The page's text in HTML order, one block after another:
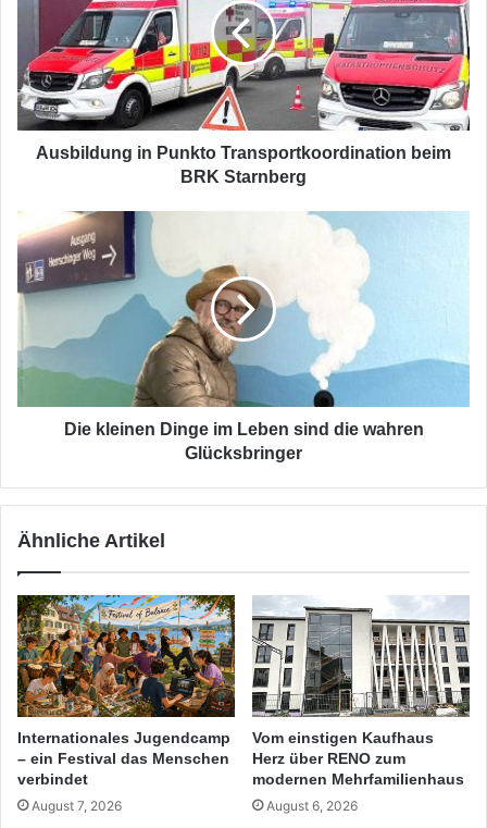
Transportkoordination
BRK
Starnberg
Ausbildung in Punkto Transportkoordination beim
BRK Starnberg
Die
kleinen
Dinge
im
Leben
die
Glücksbringer
Die kleinen Dinge im Leben sind die wahren
Glücksbringer
Ähnliche Artikel
Internationales Jugendcamp
– ein Festival das Menschen
verbindet
August 7, 2026
Vom einstigen Kaufhaus
Herz über RENO zum
modernen Mehrfamilienhaus
August 6, 2026